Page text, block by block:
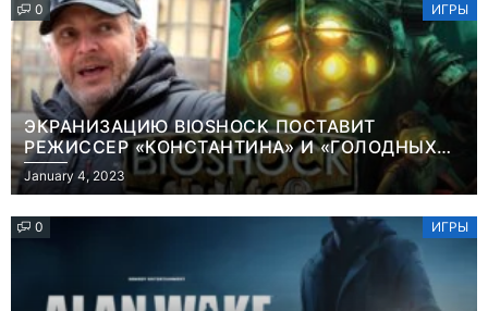
0 ИГРЫ
ЭКРАНИЗАЦИЮ BIOSHOCK ПОСТАВИТ
РЕЖИССЕР «КОНСТАНТИНА» И «ГОЛОДНЫХ
ИГР»
January 4, 2023
0 ИГРЫ